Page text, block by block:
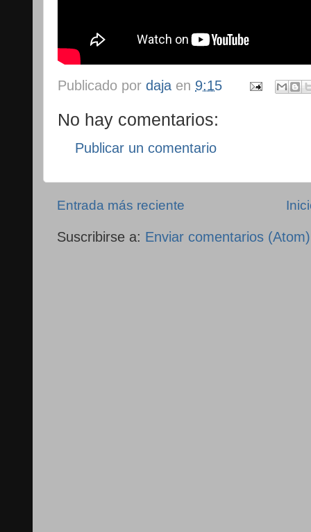
Publicado por daja en 9:15
No hay comentarios:
Publicar un comentario
Entrada más reciente
Suscribirse a: Enviar comentarios (Atom)